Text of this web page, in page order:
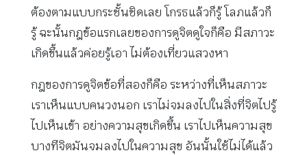
ต้องตามแบบกระชั้นชิดเลย โกรธแล้วก็รู้ โลภแล้วก็
รู้ ฉะนั้นกฎข้อแรกเลยของการดูจิตดูใจก็คือ มีสภาวะ
เกิดขึ้นแล้วค่อยรู้เอา ไม่ต้องเที่ยวแสวงหา
กฎของการดูจิตข้อที่สองก็คือ ระหว่างที่เห็นสภาวะ
เราเห็นแบบคนวงนอก เราไม่จมลงไปในสิ่งที่จิตไปรู้
ไปเห็นเข้า อย่างความสุขเกิดขึ้น เราไปเห็นความสุข
บางทีจิตมันจมลงไปในความสุข อันนั้นใช้ไม่ได้แล้ว